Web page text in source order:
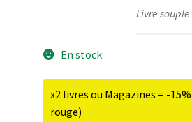
Livre souple
En stock
x2 livres ou Magazines = -
rouge)